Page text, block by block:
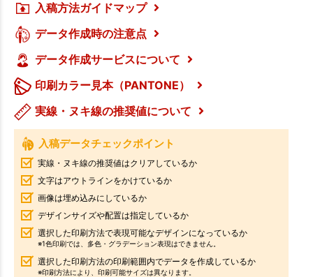
入稿方法ガイドマップ
データ作成時の注意点
データ作成サービスについて
印刷カラー見本（PANTONE）
実線・ヌキ線の推奨値について
入稿データチェックポイント
実線・ヌキ線の推奨値はクリアしているか
文字はアウトラインをかけているか
画像は埋め込みにしているか
デザインサイズや配置は指定しているか
選択した印刷方法で表現可能なデザインになっているか
※1色印刷では、多色・グラデーション表現はできません。
選択した印刷方法の印刷範囲内でデータを作成しているか
※印刷方法により、印刷可能サイズは異なります。